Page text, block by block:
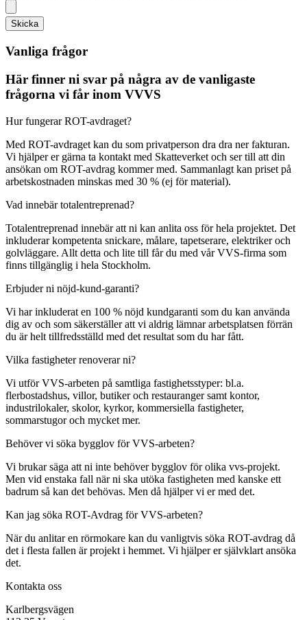
Skicka
Vanliga frågor
Här finner ni svar på några av de vanligaste
frågorna vi får inom VVVS
Hur fungerar ROT-avdraget?
Med ROT-avdraget kan du som privatperson dra dra ner fakturan.
Vi hjälper er gärna ta kontakt med Skatteverket och ser till att din
ansökan om ROT-avdrag kommer med. Sammanlagt kan priset på
arbetskostnaden minskas med 30 % (ej för material).
Vad innebär totalentreprenad?
Totalentreprenad innebär att ni kan anlita oss för hela projektet. Det
inkluderar kompetenta snickare, målare, tapetserare, elektriker och
golvläggare. Allt detta och lite till får du med vår VVS-firma som
finns tillgänglig i hela Stockholm.
Erbjuder ni nöjd-kund-garanti?
Vi har inkluderat en 100 % nöjd kundgaranti som du kan använda
dig av och som säkerställer att vi aldrig lämnar arbetsplatsen förrän
du är helt tillfredsställd med det resultat som du har fått.
Vilka fastigheter renoverar ni?
Vi utför VVS-arbeten på samtliga fastighetsstyper: bl.a.
flerbostadshus, villor, butiker och restauranger samt kontor,
industrilokaler, skolor, kyrkor, kommersiella fastigheter,
sommarstugor och mycket mer.
Behöver vi söka bygglov för VVS-arbeten?
Vi brukar säga att ni inte behöver bygglov för olika vvs-projekt.
Men vid enstaka fall när ni ska utöka fastigheten med kanske ett
badrum så kan det behövas. Men då hjälper vi er med det.
Kan jag söka ROT-Avdrag för VVS-arbeten?
När du anlitar en rörmokare kan du vanligtvis söka ROT-avdrag då
det i flesta fallen är projekt i hemmet. Vi hjälper er självklart ansöka
det.
Kontakta oss
Karlbergsvägen